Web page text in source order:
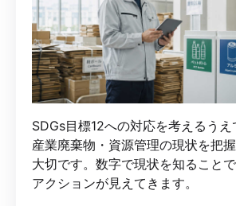
SDGs目標12への対応を考えるう
産業廃棄物・資源管理の現状を把
大切です。数字で現状を知ること
アクションが見えてきます。